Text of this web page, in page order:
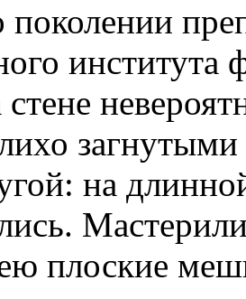
поколении
на
плоские